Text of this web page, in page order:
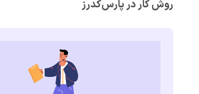
روش کار در پارس‌کدرز